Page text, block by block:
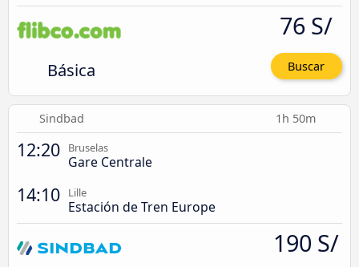
Básica
76 S/
Buscar
Sindbad 1h 50m
12:20 Bruselas
Gare Centrale
14:10 Lille
Estación de Tren Europe
190 S/